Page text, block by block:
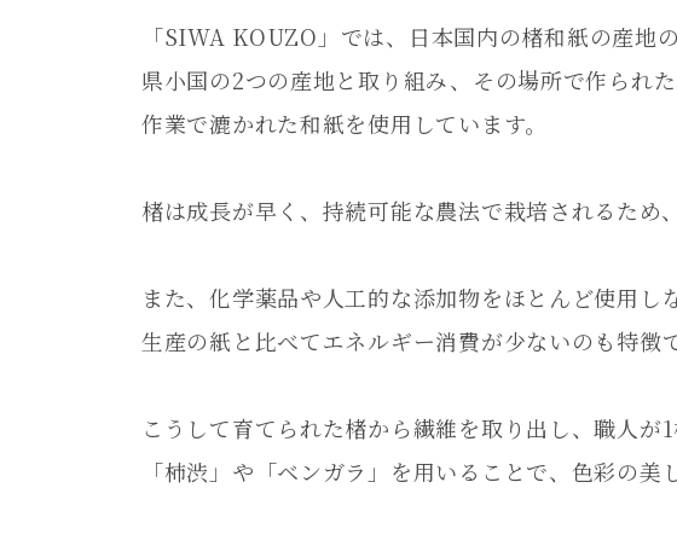
「SIWA KOUZO」では、日本国内の楮和紙の産地
県小国の2つの産地と取り組み、その場所で作られ
作業で漉かれた和紙を使用しています。
楮は成長が早く、持続可能な農法で栽培されるため
また、化学薬品や人工的な添加物をほとんど使用し
生産の紙と比べてエネルギー消費が少ないのも特徴で
こうして育てられた楮から繊維を取り出し、職人が
「柿渋」や「ベンガラ」を用いることで、色彩の美